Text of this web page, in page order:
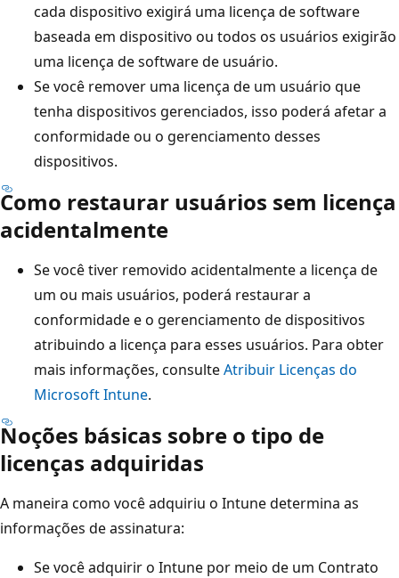
cada dispositivo exigirá uma licença de software
baseada em dispositivo ou todos os usuários exigirão
uma licença de software de usuário.
Se você remover uma licença de um usuário que
tenha dispositivos gerenciados, isso poderá afetar a
conformidade ou o gerenciamento desses
dispositivos.
Como restaurar usuários sem licença
acidentalmente
Se você tiver removido acidentalmente a licença de
um ou mais usuários, poderá restaurar a
conformidade e o gerenciamento de dispositivos
atribuindo a licença para esses usuários. Para obter
mais informações, consulteAtribuir Licenças do
Microsoft Intune.
Noções básicas sobre o tipo de
licenças adquiridas
A maneira como você adquiriu o Intune determina as
informações de assinatura:
Se você adquirir o Intune por meio de um Contrato